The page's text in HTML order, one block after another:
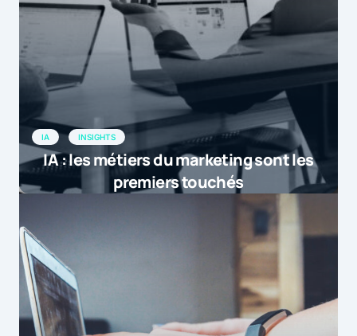
IA INSIGHTS
IA : les métiers du marketing sont les
premiers touchés